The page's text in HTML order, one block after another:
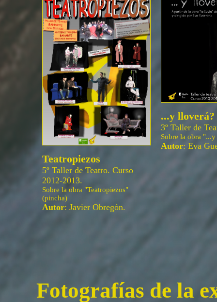
Teatropiezos
5º Taller de Teatro. Curso
2012-2013.
Sobre la obra "Teatropiezos"
(pincha)
Autor: Javier Obregón.
...y lloverá?
3º Taller de
Sobre la obra
Autor: Eva
Fotografías de la